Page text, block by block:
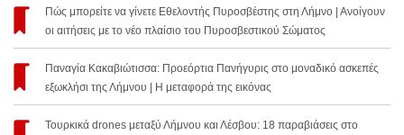
Πώς μπορείτε να γίνετε Εθελοντής Πυροσβέστης στη Λήμνο | Ανοίγουν
οι αιτήσεις με το νέο πλαίσιο του Πυροσβεστικού Σώματος
Παναγία Κακαβιώτισσα: Προεόρτια Πανήγυρις στο μοναδικό ασκεπές
εξωκλήσι της Λήμνου | Η μεταφορά της εικόνας
Τουρκικά drones μεταξύ Λήμνου και Λέσβου: 18 παραβιάσεις στο